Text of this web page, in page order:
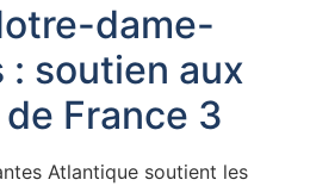
dame-
soutien aux
France 3
Atlantique soutient les